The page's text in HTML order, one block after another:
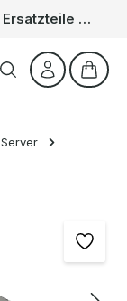
Sommer-Deal: 15% auf alle Server & Ersatzteile – Kein Code nötig, der Rabatt wird automatisch im Warenkorb abgezogen. Gültig vom 01.06. bis 31.08.
Server